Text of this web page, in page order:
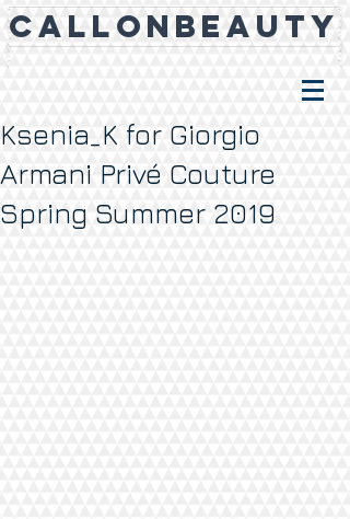
CALLONBEAUTY
Ksenia_K for Giorgio
Armani Privé Couture
Spring Summer 2019